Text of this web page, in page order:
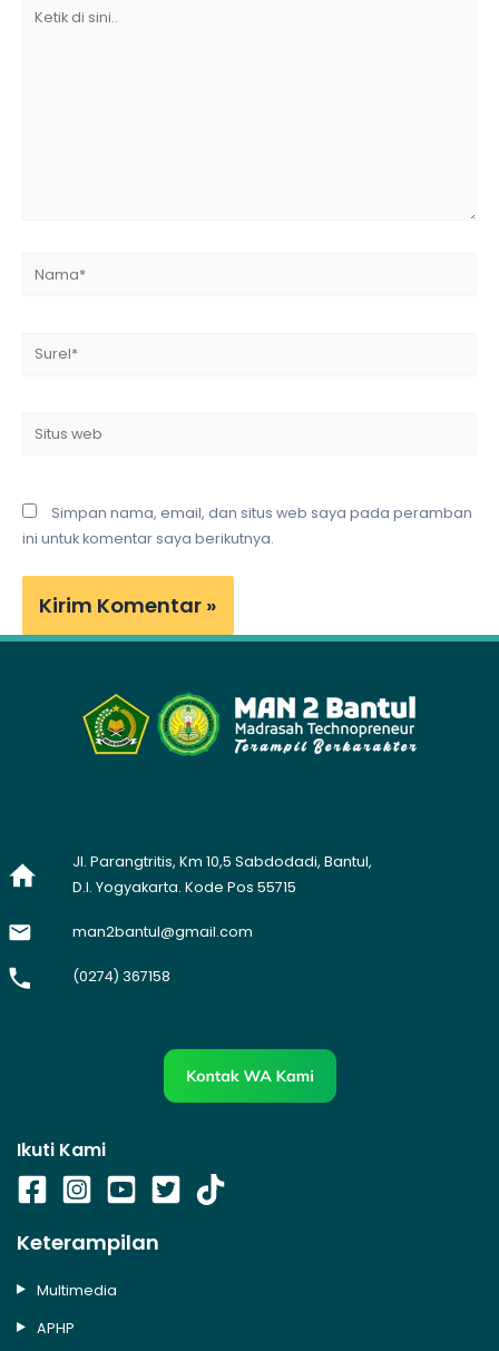
Surel*
Simpan nama, email, dan situs web saya pada peramban
ini untuk komentar saya berikutnya.
Jl. Parangtritis, Km 10,5 Sabdodadi, Bantul,
D.I. Yogyakarta. Kode Pos 55715
man2bantul@gmail.com
(0274) 367158
Ikuti Kami
Keterampilan
Multimedia
APHP